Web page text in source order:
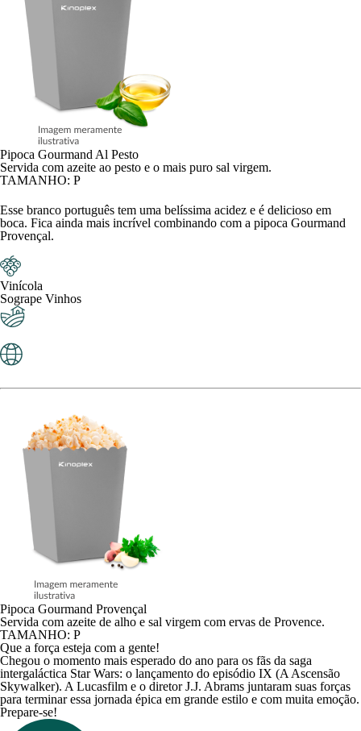
Pipoca Gourmand Al Pesto
Servida com azeite ao pesto e o mais puro sal virgem.
TAMANHO: P
Esse branco português tem uma belíssima acidez e é delicioso em
boca. Fica ainda mais incrível combinando com a pipoca Gourmand
Provençal.
Vinícola
Sogrape Vinhos
Pipoca Gourmand Provençal
Servida com azeite de alho e sal virgem com ervas de Provence.
TAMANHO: P
Que a força esteja com a gente!
Chegou o momento mais esperado do ano para os fãs da saga
intergaláctica Star Wars: o lançamento do episódio IX (A Ascensão
Skywalker). A Lucasfilm e o diretor J.J. Abrams juntaram suas forças
para terminar essa jornada épica em grande estilo e com muita emoção.
Prepare-se!